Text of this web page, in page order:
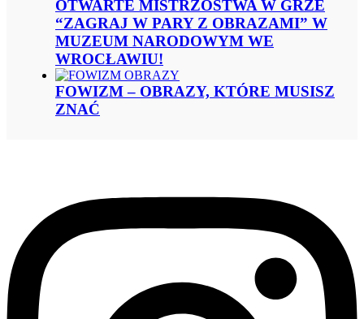
OTWARTE MISTRZOSTWA W GRZE
“ZAGRAJ W PARY Z OBRAZAMI” W
MUZEUM NARODOWYM WE
WROCŁAWIU!
FOWIZM – OBRAZY, KTÓRE MUSISZ
ZNAĆ